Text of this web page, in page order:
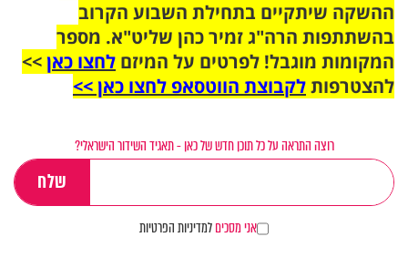
ההשקה שיתקיים בתחילת השבוע הקרוב
בהשתתפות הרה"ג זמיר כהן שליט"א. מספר
המקומות מוגבל! לפרטים על המיזם לחצו כאן>>
להצטרפותלקבוצת הווטסאפ לחצו כאן >>
רוצה התראה על כל תוכן חדש של כאן - תאגיד השידור הישראלי?
אני מסכיםלמדיניות הפרטיות